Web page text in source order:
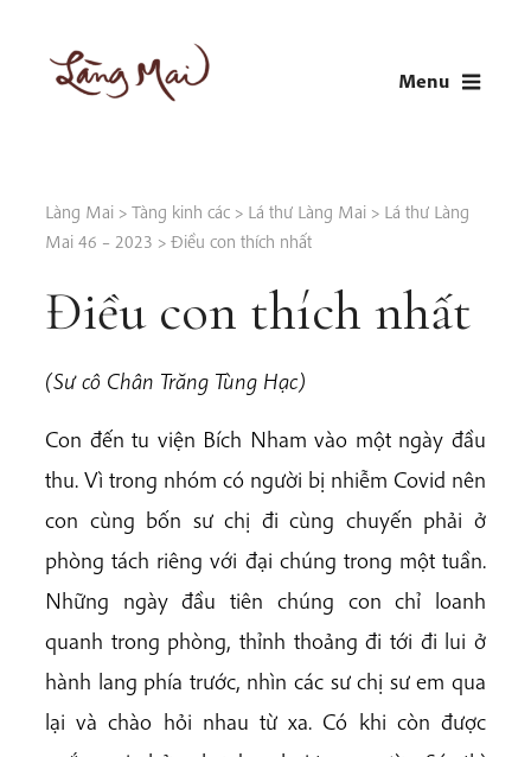
content
Menu
Làng Mai > Tàng kinh các > Lá thư Làng Mai > Lá thư Làng
Mai 46 – 2023 > Điều con thích nhất
Điều con thích nhất
(Sư cô Chân Trăng Tùng Hạc)
Con đến tu viện Bích Nham vào một ngày đầu
thu. Vì trong nhóm có người bị nhiễm Covid nên
con cùng bốn sư chị đi cùng chuyến phải ở
phòng tách riêng với đại chúng trong một tuần.
Những ngày đầu tiên chúng con chỉ loanh
quanh trong phòng, thỉnh thoảng đi tới đi lui ở
hành lang phía trước, nhìn các sư chị sư em qua
lại và chào hỏi nhau từ xa. Có khi còn được